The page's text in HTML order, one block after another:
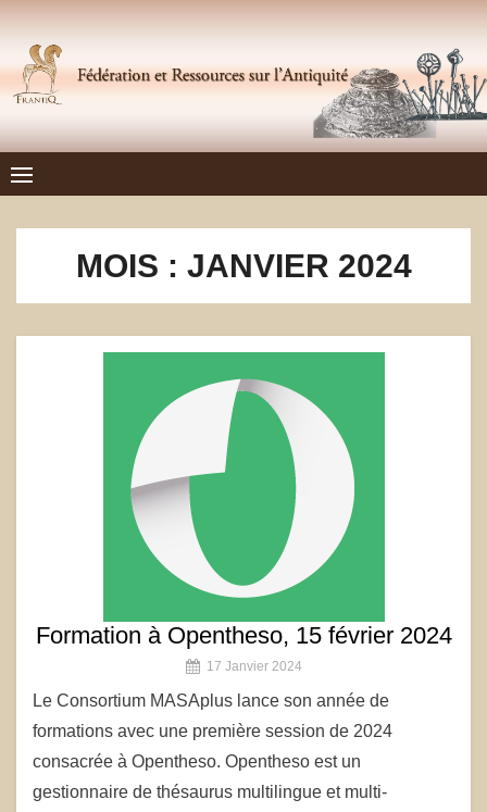
content
Frantiq
FÉDÉRATION ET RESSOURCES SUR L'ANTIQUITÉ
MOIS : JANVIER 2024
Formation à Opentheso, 15 février 2024
17 Janvier 2024
Le Consortium MASAplus lance son année de
formations avec une première session de 2024
consacrée à Opentheso. Opentheso est un
gestionnaire de thésaurus multilingue et multi-